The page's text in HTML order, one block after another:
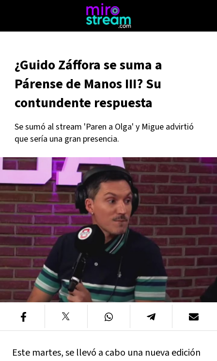
¿Guido Záffora se suma a
Párense de Manos III? Su
contundente respuesta
Se sumó al stream 'Paren a Olga' y Migue advirtió
que sería una gran presencia.
Este martes, se llevó a cabo una nueva edición